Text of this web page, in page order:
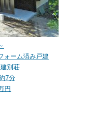
ォーム済み戸建
別荘
7分
円